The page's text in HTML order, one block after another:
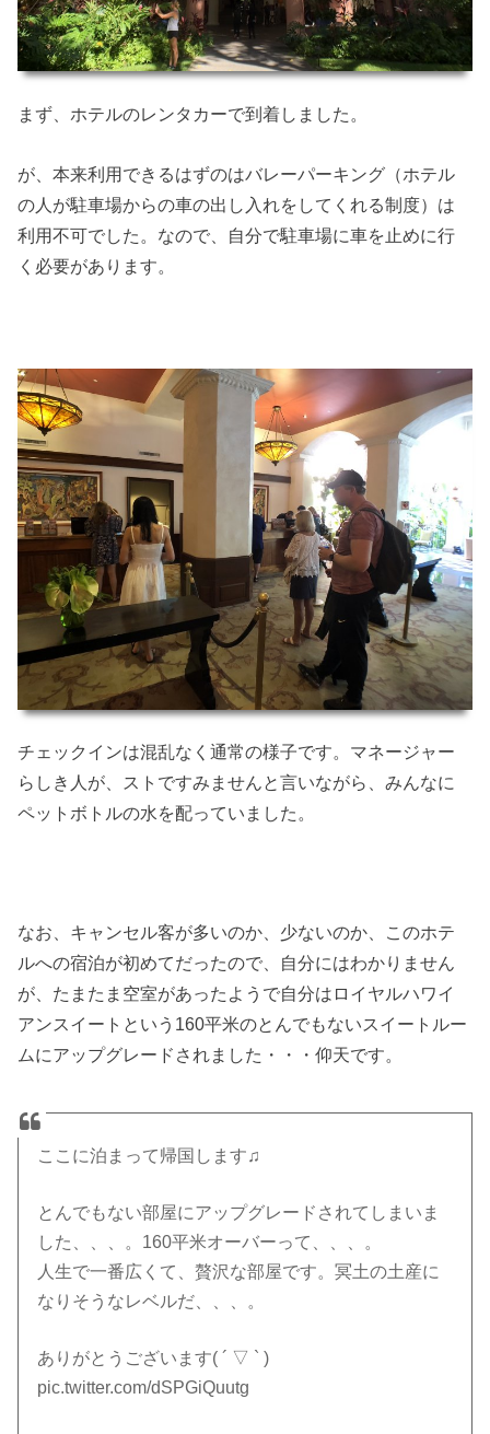
まず、ホテルのレンタカーで到着しました。
が、本来利用できるはずのはバレーパーキング（ホテル
の人が駐車場からの車の出し入れをしてくれる制度）は
利用不可でした。なので、自分で駐車場に車を止めに行
く必要があります。
チェックインは混乱なく通常の様子です。マネージャー
らしき人が、ストですみませんと言いながら、みんなに
ペットボトルの水を配っていました。
なお、キャンセル客が多いのか、少ないのか、このホテ
ルへの宿泊が初めてだったので、自分にはわかりません
が、たまたま空室があったようで自分はロイヤルハワイ
アンスイートという160平米のとんでもないスイートルー
ムにアップグレードされました・・・仰天です。
ここに泊まって帰国します♫
とんでもない部屋にアップグレードされてしまいま
した、、、。160平米オーバーって、、、。
人生で一番広くて、贅沢な部屋です。冥土の土産に
なりそうなレベルだ、、、。
ありがとうございます( ´ ▽ ` )
pic.twitter.com/dSPGiQuutg